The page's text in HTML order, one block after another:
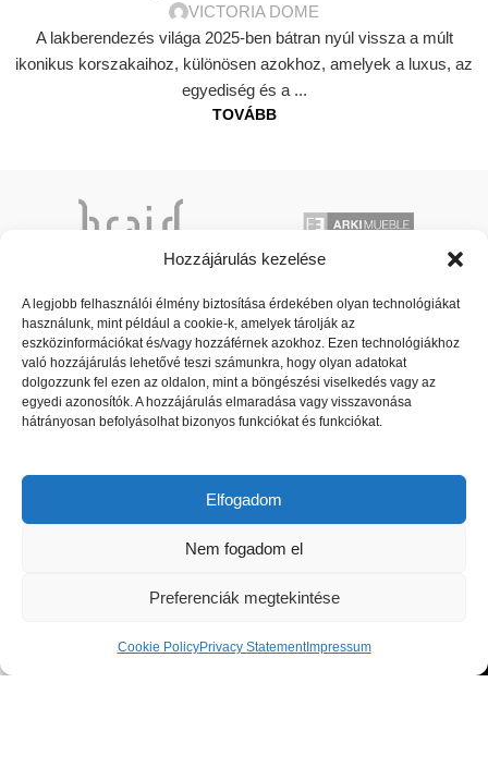
Hozzájárulás kezelése
A legjobb felhasználói élmény biztosítása érdekében olyan technológiákat
használunk, mint például a cookie-k, amelyek tárolják az
eszközinformációkat és/vagy hozzáférnek azokhoz. Ezen technológiákhoz
való hozzájárulás lehetővé teszi számunkra, hogy olyan adatokat
dolgozzunk fel ezen az oldalon, mint a böngészési viselkedés vagy az
egyedi azonosítók. A hozzájárulás elmaradása vagy visszavonása
hátrányosan befolyásolhat bizonyos funkciókat és funkciókat.
Elfogadom
Nem fogadom el
Preferenciák megtekintése
Cookie PolicyPrivacy StatementImpressum
VICTORIA DOME
A lakberendezés világa 2025-ben bátran nyúl vissza a múlt
ikonikus korszakaihoz, különösen azokhoz, amelyek a luxus, az
egyediség és a ...
TOVÁBB
kiegészítők a lakberendezési piac legnagyobb kiválóságaitól: olasz,
spanyol, portugál és skandináv dizájnerek díjnyertes termékei, a
legfrissebb trendeket követő bútorok és designer dekor tárgyak.
Telefon: +36 30 8 177 177